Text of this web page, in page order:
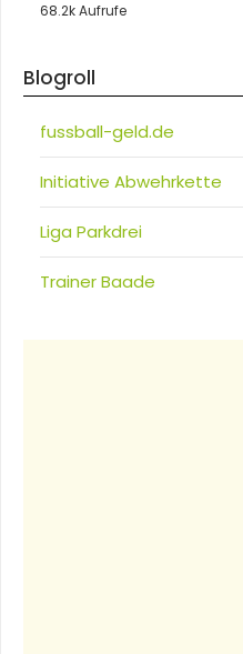
68.2k Aufrufe
Blogroll
fussball-geld.de
Initiative Abwehrkette
Liga Parkdrei
Trainer Baade